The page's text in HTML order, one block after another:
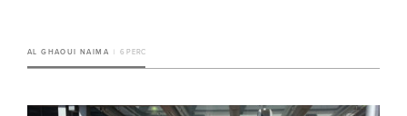
AL GHAOUI NAIMA 6 PERC